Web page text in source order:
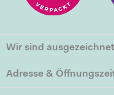
Wir sind
Adresse &